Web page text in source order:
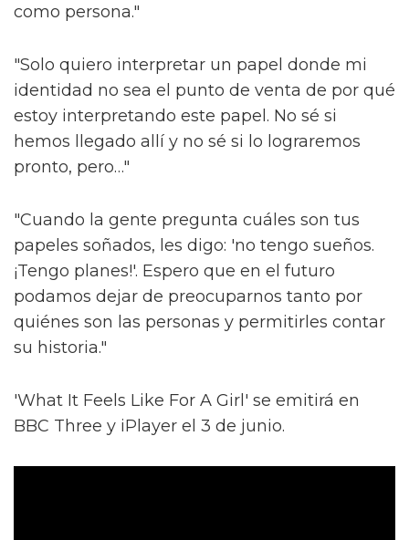
como persona."
"Solo quiero interpretar un papel donde mi
identidad no sea el punto de venta de por qué
estoy interpretando este papel. No sé si
hemos llegado allí y no sé si lo lograremos
pronto, pero…"
"Cuando la gente pregunta cuáles son tus
papeles soñados, les digo: 'no tengo sueños.
¡Tengo planes!'. Espero que en el futuro
podamos dejar de preocuparnos tanto por
quiénes son las personas y permitirles contar
su historia."
'What It Feels Like For A Girl' se emitirá en
BBC Three y iPlayer el 3 de junio.